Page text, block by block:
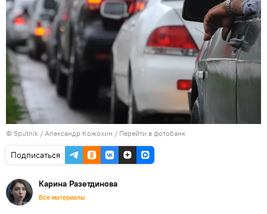
© Sputnik / Александр Кожохин / Перейти в фотобанк
Подписаться
Карина Разетдинова
Все материалы